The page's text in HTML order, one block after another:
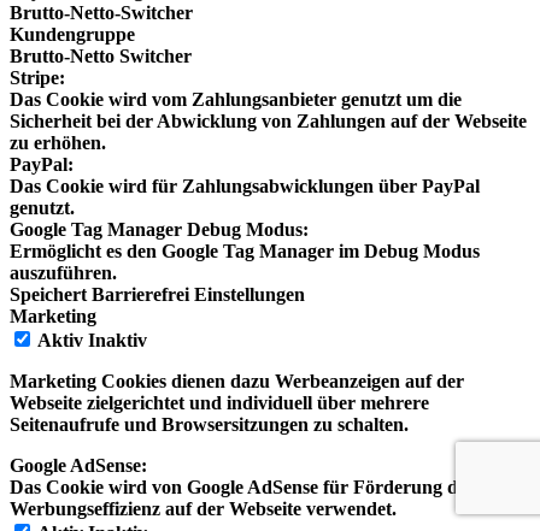
Brutto-Netto-Switcher
Kundengruppe
Brutto-Netto Switcher
Stripe:
Das Cookie wird vom Zahlungsanbieter genutzt um die
Sicherheit bei der Abwicklung von Zahlungen auf der Webseite
zu erhöhen.
PayPal:
Das Cookie wird für Zahlungsabwicklungen über PayPal
genutzt.
Google Tag Manager Debug Modus:
Ermöglicht es den Google Tag Manager im Debug Modus
auszuführen.
Speichert Barrierefrei Einstellungen
Marketing
Aktiv Inaktiv
Marketing Cookies dienen dazu Werbeanzeigen auf der
Webseite zielgerichtet und individuell über mehrere
Seitenaufrufe und Browsersitzungen zu schalten.
Google AdSense:
Das Cookie wird von Google AdSense für Förderung der
Werbungseffizienz auf der Webseite verwendet.